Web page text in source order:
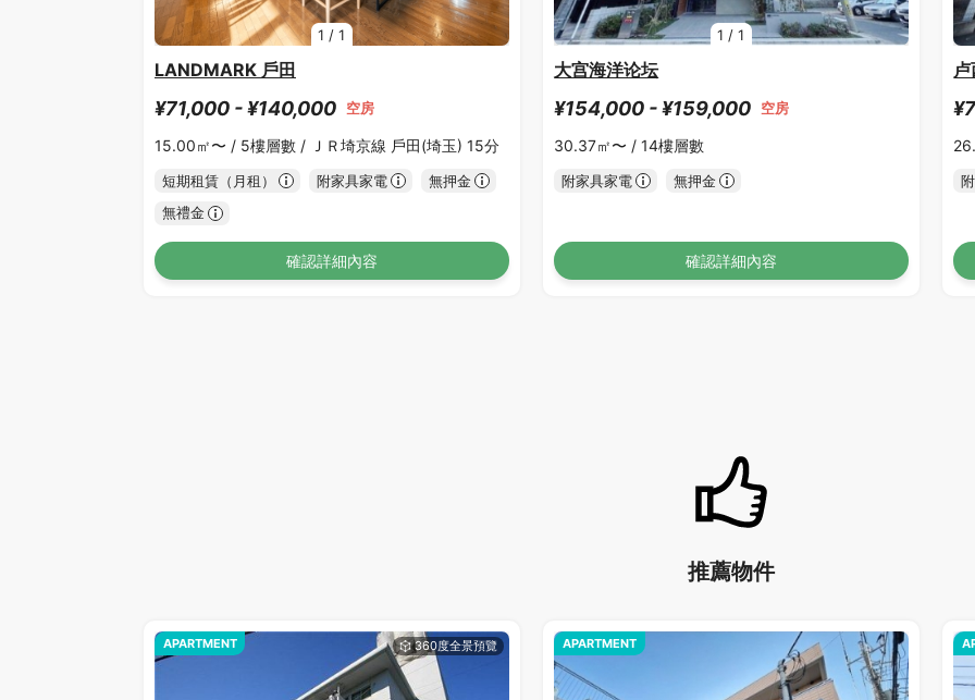
1 /1
LANDMARK 戶田
¥71,000 - ¥140,000 空房
15.00㎡〜 / 5樓層數 / ＪＲ埼京線 戶田(埼玉) 15分
短期租賃（月租） 附家具家電
無押金
無禮金
確認詳細內容
1 /1
大宫海洋论坛
¥154,000 - ¥159,000 空房
30.37㎡〜 /14樓層數
附家具家電 無押金
確認詳細內容
推薦物件
APARTMENT APARTMENT